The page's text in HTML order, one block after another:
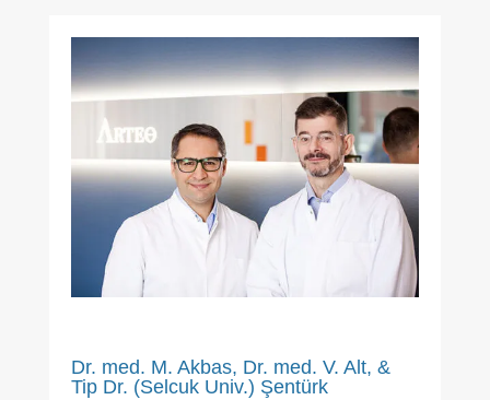
Dr. med. M. Akbas, Dr. med. V. Alt, &
Tip Dr. (Selcuk Univ.) Şentürk